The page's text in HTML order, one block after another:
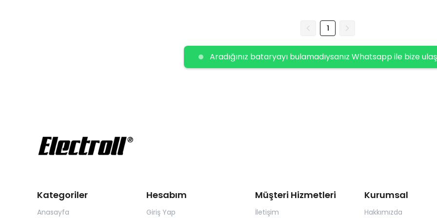
1
Aradığınız bataryayı bulamadıysanız Whatsapp ile bize
Kategoriler
Anasayfa
Hesabım
Giriş Yap
Müşteri Hizmetleri
İletişim
Kurumsal
Hakkımızda